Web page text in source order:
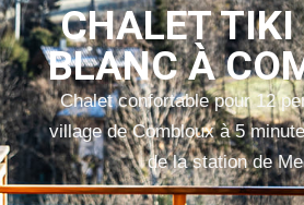
CHALET
BLANC À
Chalet confortable pour 12
village de Combloux à 5
de la station de